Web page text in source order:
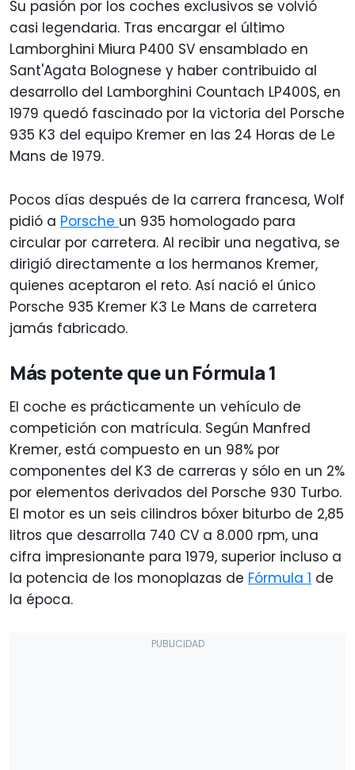
Su pasión por los coches exclusivos se volvió
casi legendaria. Tras encargar el último
Lamborghini Miura P400 SV ensamblado en
Sant'Agata Bolognese y haber contribuido al
desarrollo del Lamborghini Countach LP400S, en
1979 quedó fascinado por la victoria del Porsche
935 K3 del equipo Kremer en las 24 Horas de Le
Mans de 1979.
Pocos días después de la carrera francesa, Wolf
pidió a Porsche un 935 homologado para
circular por carretera. Al recibir una negativa, se
dirigió directamente a los hermanos Kremer,
quienes aceptaron el reto. Así nació el único
Porsche 935 Kremer K3 Le Mans de carretera
jamás fabricado.
Más potente que un Fórmula 1
El coche es prácticamente un vehículo de
competición con matrícula. Según Manfred
Kremer, está compuesto en un 98% por
componentes del K3 de carreras y sólo en un 2%
por elementos derivados del Porsche 930 Turbo.
El motor es un seis cilindros bóxer biturbo de 2,85
litros que desarrolla 740 CV a 8.000 rpm, una
cifra impresionante para 1979, superior incluso a
la potencia de los monoplazas de Fórmula 1 de
la época.